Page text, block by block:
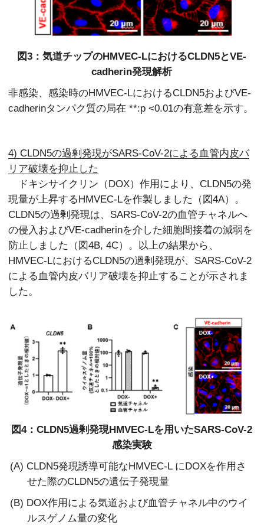
図3：気道チップのHMVEC-LにおけるCLDN5とVE-
cadherin発現解析
非感染、感染時のHMVEC-LにおけるCLDN5およびVE-
cadherinタンパク質の局在**:p <0.01の有意差を示す。
4) CLDN5の過剰発現がSARS-CoV-2による血管内皮バ
リア破壊を抑止した
ドキシサイクリン（DOX）作用により、CLDN5の発
現量が上昇するHMVEC-Lを作製しました（図4A）。
CLDN5の過剰発現は、SARS-CoV-2の血管チャネルへ
の侵入およびVE-cadherinを介した細胞間接着の減弱を
防止しました（図4B, 4C）。以上の結果から、
HMVEC-LにおけるCLDN5の過剰発現が、SARS-CoV-2
による血管内皮バリア破壊を抑止することが示されま
した。
図4：CLDN5過剰発現HMVEC-Lを用いたSARS-CoV-2
感染実験
(A) CLDN5発現誘導可能なHMVEC-L にDOXを作用さ
せた際のCLDN5の遺伝子発現量
(B) DOX作用による気道および血管チャネル中のウイ
ルスゲノム量の変化